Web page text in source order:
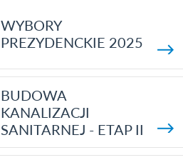
WYBORY
PREZYDENCKIE 2025
BUDOWA
KANALIZACJI
SANITARNEJ - ETAP II